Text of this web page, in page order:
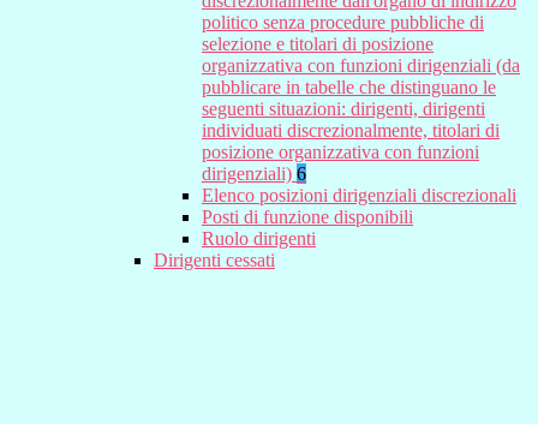
politico senza procedure pubbliche di
selezione e titolari di posizione
organizzativa con funzioni dirigenziali (da
pubblicare in tabelle che distinguano le
seguenti situazioni: dirigenti, dirigenti
individuati discrezionalmente, titolari di
posizione organizzativa con funzioni
dirigenziali) 6
Elenco posizioni dirigenziali discrezionali
Posti di funzione disponibili
Ruolo dirigenti
Dirigenti cessati